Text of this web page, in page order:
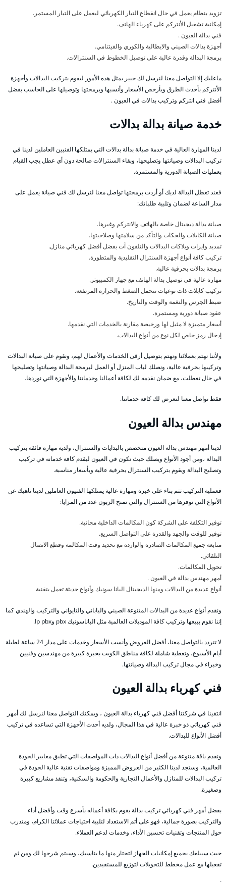
تزويد بنظام يعمل في حال انقطاع التيار الكهربائي ليعمل على التيار المستمر.
إمكانية تشغيل الأنتركم على كهرباء الهاتف.
فني بدالة العيون .
أجهزة بدالات الصيني والايطالية والكوري والفيتنامي.
برمجة البدالة وقدرة عالية على توصيل الخطوط في السنترالات.
ماعليك إلا التواصل معنا لنرسل لك خبير بمثل هذه الأمور ليقوم بتركيب البدالات وأجهزة
الأنتركم بأحدث الطرق وبأرخص الأسعار وأنسبها وبرمجتها وتوصيلها على الحاسب بفضل
أفضل فني انتركم وتركيب بدالات في العيون .
خدمة صيانة بدالة بدالات
لدينا المهارة العالية في خدمة صيانة بدالة بدالات التي يمتلكها الفنيين العاملين لدينا في
تركيب البدالات وصيانتها وتصليحها، وبقاء السنترالات صالحة دون أي عطل يجب القيام
بعمليات الصيانة الدورية والمستمرة.
فعند تعطل البدالة لديك أو أردت برمجتها تواصل معنا لنرسل لك فني صيانة يعمل على
مدار الساعة لضمان وتلبية طلباتك:
صيانة بدالة ديجيتال خاصة بالهاتف والانتركم وغيرها.
صيانة الكابلات والجكات والتأكد من سلامتها وصلاحيتها.
تمديد وايرات وبلاكات البدالات والتلفون آت بفضل أفضل كهربائي منازل.
تركيب كافة أنواع أجهزة السنترال التقليدية والمتطورة.
برمجة بدالات بحرفية عالية.
مهارة عالية في توصيل بدالة الهاتف مع جهاز الكمبيوتر.
تركيب كابلات ذات نوعيات تتحمل الضغط والحرارة المرتفعة.
ضبط الجرس والنغمة والوقت والتاريخ.
عقود صيانة دورية ومستمرة.
أسعار متميزة لا مثيل لها ورخيصة مقارنة بالخدمات التي نقدمها.
إدخال رمز خاص لكل نوع من أنواع البدالات.
ولأننا نهتم بعملائنا ونهتم بتوصيل أرقى الخدمات والأعمال لهم، ونقوم على صيانة البدالات
وتركيبها بحرفية عالية، ونصلك لباب المنزل أو العمل لبرمجة البدالة وصيانتها وتصليحها
في حال تعطلت، مع ضمان نقدمه لك لكافة أعمالنا وخدماتنا والأجهزة التي نوردها.
فقط تواصل معنا لنعرض لك كافة خدماتنا.
مهندس بدالة العيون
لدينا أمهر مهندس بدالة العيون متخصص بالبدايات والسنترال، ولديه مهارة فائقة بتركيب
البدالة ،ومن أجود الأنواع ويصلك حيث تكون في العيون ليقدم كافة خدماته في تركيب
وتصليح البدالة ويقوم بتركيب السنترال بحرفية عالية وبأسعار مناسبة.
فعملية التركيب تتم بناء على خبرة ومهارة عالية يمتلكها الفنيون العاملين لدينا ناهيك عن
الأنواع التي نوفرها من السنترال والتي تمنح الزبون عدد من المزايا:
توفير التكلفة على الشركة كون المكالمات الداخلية مجانية.
توفير للوقت والجهد والقدرة على التواصل السريع.
متابعة جميع المكالمات الصادرة والواردة مع تحديد وقت المكالمة وقطع الاتصال
التلقائي.
تحويل المكالمات.
أمهر مهندس بدالة في العيون .
أنواع عديدة من البدالات ومنها الديجيتال البانا سونيك وأنواع حديثة تعمل بتقنية
ونقدم أنواع عديدة من البدالات المتنوعة الصيني والياباني والتايواني والتركيب والهندي كما
إننا نقوم ببيعها وتركيب كافة الموديلات العالمية مثل الباناسونيك pbx وIp pbx.
لا تتردد بالتواصل معنا، أفضل العروض وأنسب الأسعار وخدمات على مدار 24 ساعة لطيلة
أيام الأسبوع، وتغطية شاملة لكافة مناطق الكويت بخبرة كبيرة من مهندسين وفنيين
وخبراء في مجال تركيب البدالة وصيانتها.
فني كهرباء بدالة العيون
انتقينا في شركتنا أفضل فني كهرباء بدالة العيون ، ويمكنك التواصل معنا لنرسل لك أمهر
فني كهربائي ذو خبرة عالية في هذا المجال، ولديه أحدث الأجهزة التي تساعده في تركيب
أفضل الأنواع للبدالات.
ونقدم باقة متنوعة من أفضل أنواع البدالات ذات المواصفات التي تطبق معايير الجودة
العالمية، وستجد لدينا الكثير من العروض المميزة ومواصفات تقنية عالية الجودة في
تركيب البدالات للمنازل والأعمال التجارية والحكومة والسكنية، وتنفذ مشاريع كبيرة
وصغيرة.
بفضل أمهر فني كهربائي تركيب بدالة يقوم بكافة أعماله بأسرع وقت وأفضل أداء
والتركيب بصورة جمالية، فهو على أتم الاستعداد لتلبية احتياجات عملائنا الكرام، ومتدرب
حول المنتجات وتقنيات تحسين الأداء، وخدمات لدعم العملاء.
حيث سيبلغك بجميع إمكانيات الجهاز لتختار منها ما يناسبك، وسيتم شرحها لك ومن ثم
تفعيلها مع عمل مخطط للتحويلات لتوزيع للمستفيدين.